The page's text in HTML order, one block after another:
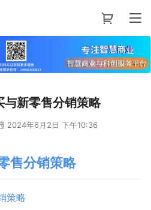
与新零售分销策略
2024年6月2日 下午10:36
售分销策略
策略